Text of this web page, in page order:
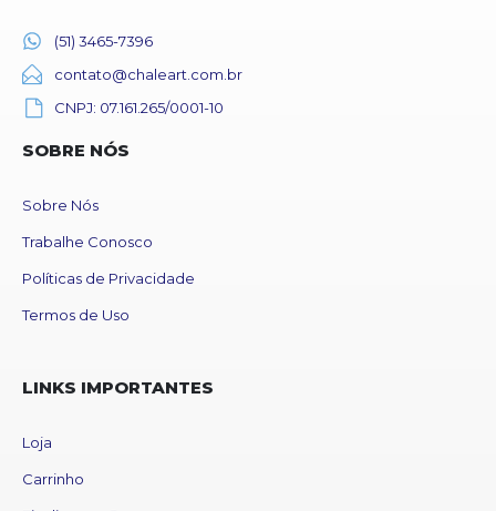
(51) 3465-7396
contato@chaleart.com.br
CNPJ: 07.161.265/0001-10
SOBRE NÓS
Sobre Nós
Trabalhe Conosco
Políticas de Privacidade
Termos de Uso
LINKS IMPORTANTES
Loja
Carrinho